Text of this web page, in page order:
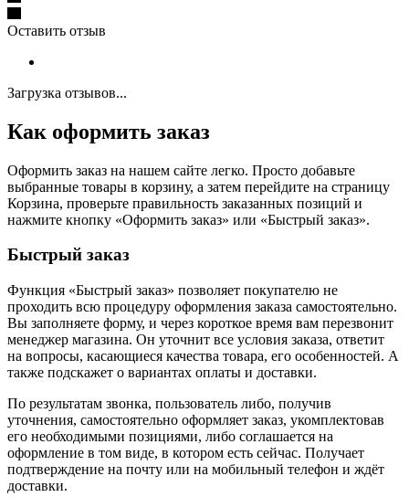
Оставить отзыв
Загрузка отзывов...
Как оформить заказ
Оформить заказ на нашем сайте легко. Просто добавьте
выбранные товары в корзину, а затем перейдите на страницу
Корзина, проверьте правильность заказанных позиций и
нажмите кнопку «Оформить заказ» или «Быстрый заказ».
Быстрый заказ
Функция «Быстрый заказ» позволяет покупателю не
проходить всю процедуру оформления заказа самостоятельно.
Вы заполняете форму, и через короткое время вам перезвонит
менеджер магазина. Он уточнит все условия заказа, ответит
на вопросы, касающиеся качества товара, его особенностей. А
также подскажет о вариантах оплаты и доставки.
По результатам звонка, пользователь либо, получив
уточнения, самостоятельно оформляет заказ, укомплектовав
его необходимыми позициями, либо соглашается на
оформление в том виде, в котором есть сейчас. Получает
подтверждение на почту или на мобильный телефон и ждёт
доставки.